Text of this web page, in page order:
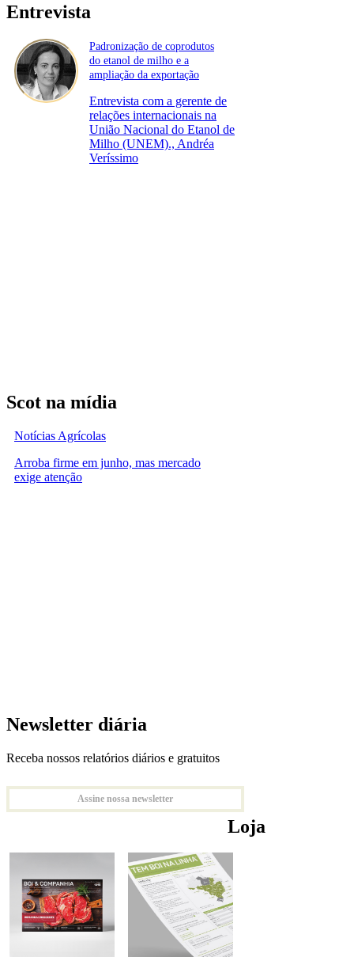
Entrevista
Padronização de coprodutos
do etanol de milho e a
ampliação da exportação
Entrevista com a gerente de
relações internacionais na
União Nacional do Etanol de
Milho (UNEM)., Andréa
Veríssimo
Scot na mídia
Notícias Agrícolas
Arroba firme em junho, mas mercado
exige atenção
Newsletter diária
Receba nossos relatórios diários e gratuitos
Assine nossa newsletter
Loja